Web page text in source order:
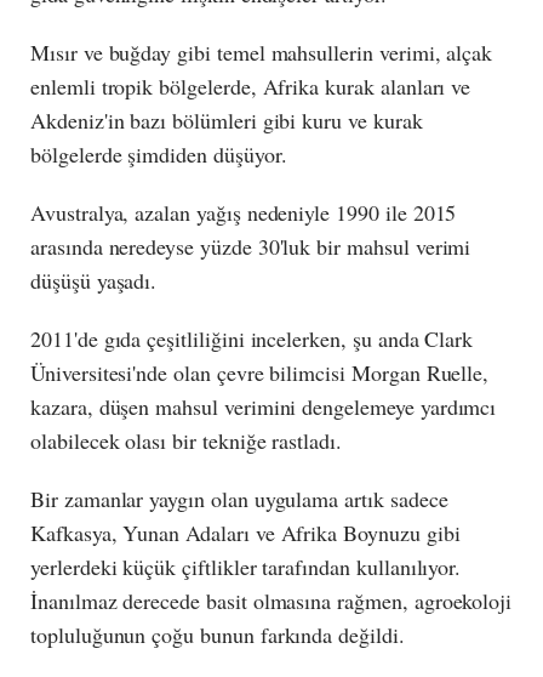
Mısır ve buğday gibi temel mahsullerin verimi, alçak
enlemli tropik bölgelerde, Afrika kurak alanları ve
Akdeniz'in bazı bölümleri gibi kuru ve kurak
bölgelerde şimdiden düşüyor.
Avustralya, azalan yağış nedeniyle 1990 ile 2015
arasında neredeyse yüzde 30'luk bir mahsul verimi
düşüşü yaşadı.
2011'de gıda çeşitliliğini incelerken, şu anda Clark
Üniversitesi'nde olan çevre bilimcisi Morgan Ruelle,
kazara, düşen mahsul verimini dengelemeye yardımcı
olabilecek olası bir tekniğe rastladı.
Bir zamanlar yaygın olan uygulama artık sadece
Kafkasya, Yunan Adaları ve Afrika Boynuzu gibi
yerlerdeki küçük çiftlikler tarafından kullanılıyor.
İnanılmaz derecede basit olmasına rağmen, agroekoloji
topluluğunun çoğu bunun farkında değildi.